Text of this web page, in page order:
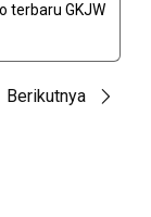
terbaru GKJW
Berikutnya